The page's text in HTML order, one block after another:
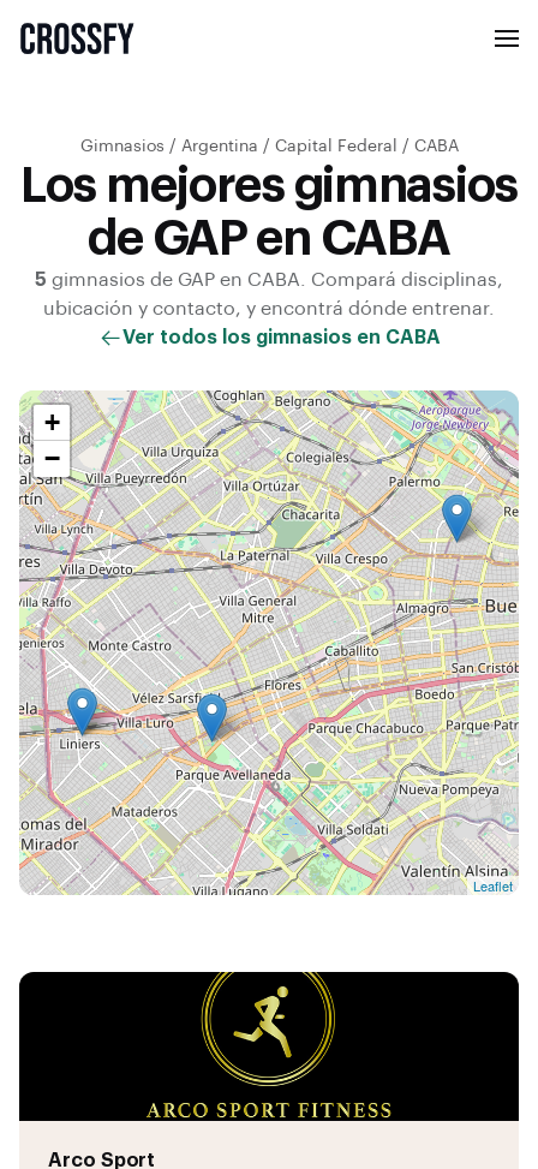
Gimnasios / Argentina / Capital Federal / CABA
Los mejores gimnasios
de GAP en CABA
5 gimnasios de GAP en CABA . Compará disciplinas,
ubicación y contacto, y encontrá dónde entrenar.
Ver todos los gimnasios en CABA
+
−
Leaflet
Arco Sport